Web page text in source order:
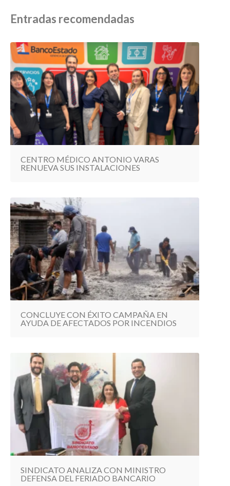
Entradas recomendadas
CENTRO MÉDICO ANTONIO VARAS
RENUEVA SUS INSTALACIONES
CONCLUYE CON ÉXITO CAMPAÑA EN
AYUDA DE AFECTADOS POR INCENDIOS
SINDICATO ANALIZA CON MINISTRO
DEFENSA DEL FERIADO BANCARIO